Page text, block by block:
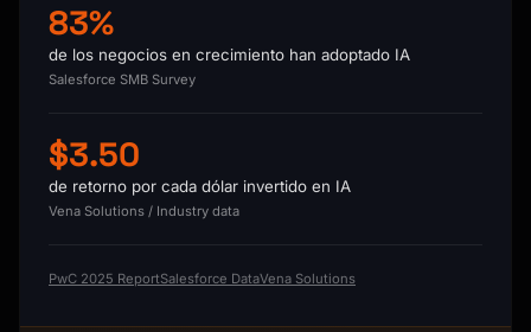
83%
de los negocios en crecimiento han adoptado IA
Salesforce SMB Survey
$3.50
de retorno por cada dólar invertido en IA
Vena Solutions / Industry data
PwC 2025 ReportSalesforce DataVena Solutions